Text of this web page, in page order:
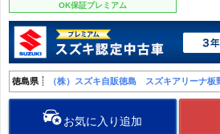
OK保証プレミアム
徳島県 （株）スズキ自販徳島 スズキアリーナ板
お気に入り追加